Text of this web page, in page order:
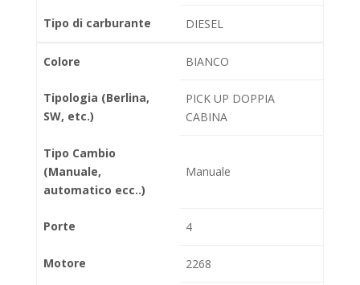
Tipo di carburante DIESEL
Colore BIANCO
Tipologia (Berlina,
SW, etc.)
PICK UP DOPPIA
CABINA
Tipo Cambio
(Manuale,
automatico ecc..)
Manuale
Porte 4
Motore 2268